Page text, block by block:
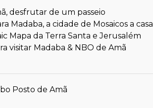
desfrutar de um passeio
Madaba, a cidade de Mosaicos a casa
Mapa da Terra Santa e Jerusalém
visitar Madaba & NBO de Amã
Posto de Amã